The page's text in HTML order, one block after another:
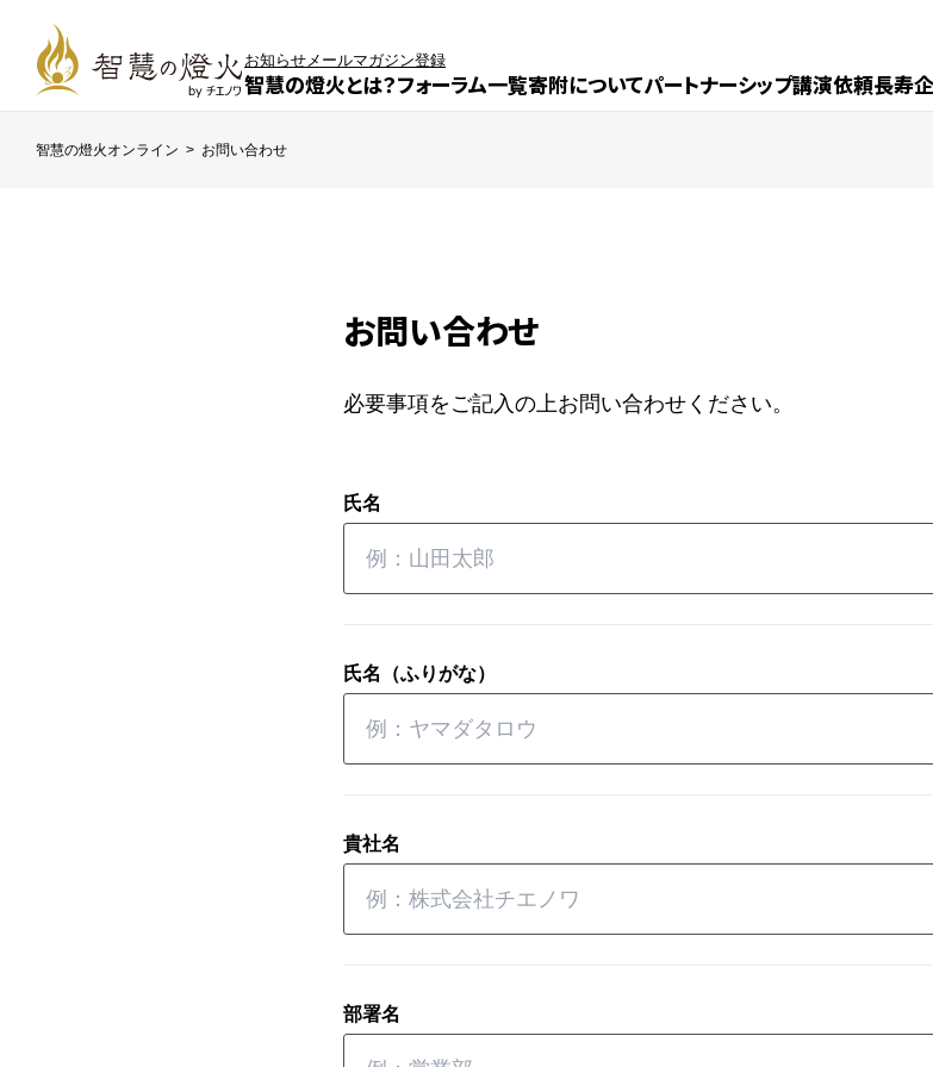
智慧の燈火とは？フォーラム一覧寄附についてパートナーシップ講演依頼長寿
お知らせメールマガジン登録
智慧の燈火オンライン > お問い合わせ
お問い合わせ
必要事項をご記入の上お問い合わせください。
氏名
氏名（ふりがな）
貴社名
部署名